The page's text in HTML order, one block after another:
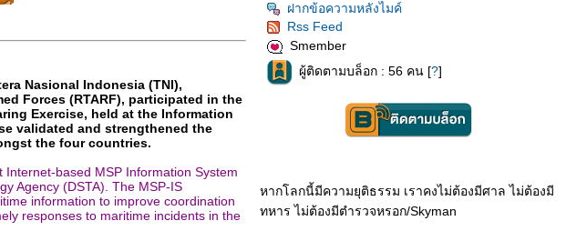
Nasional Indonesia (TNI),
Forces (RTARF), participated in the
Exercise, held at the Information
validated and strengthened the
the four countries.
based MSP Information System
Agency (DSTA). The MSP-IS
information to improve coordination
responses to maritime incidents in the
ฝากข้อความหลังไมค์
Rss Feed
Smember
ผู้ติดตามบล็อก : 56 คน [?]
หากโลกนี้มีความยุติธรรม เราคงไม่ต้องมีศาล ไม่ต้องมี
ทหาร ไม่ต้องมีตำรวจหรอก/Skyman